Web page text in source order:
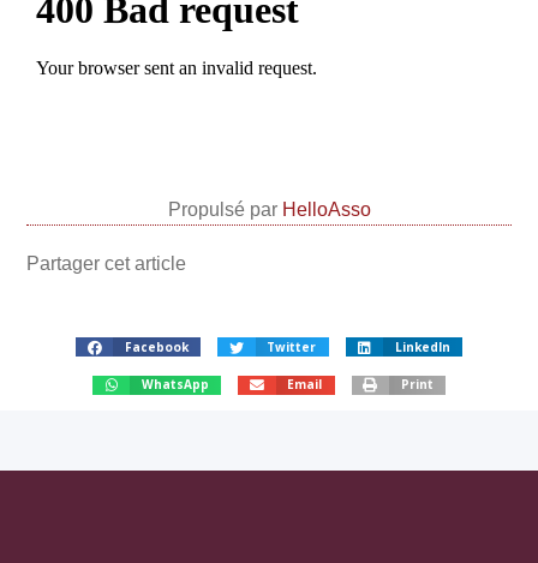
Propulsé par HelloAsso
Partager cet article
Facebook Twitter LinkedIn
WhatsApp Email Print